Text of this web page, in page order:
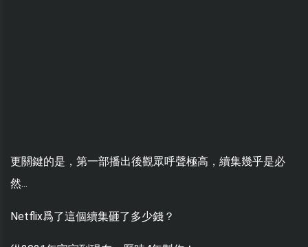
更關鍵的是，第一部播出後觀眾呼聲極高，續集幾乎是必
然...
Netflix爲了這個續集砸了多少錢？